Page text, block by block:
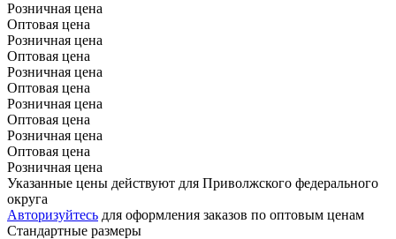
Розничная цена
Оптовая цена
Розничная цена
Оптовая цена
Розничная цена
Оптовая цена
Розничная цена
Оптовая цена
Розничная цена
Оптовая цена
Розничная цена
Указанные цены действуют для Приволжского федерального
округа
Авторизуйтесь для оформления заказов по оптовым ценам
Стандартные размеры